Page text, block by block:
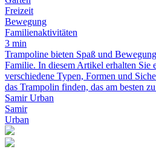
Freizeit
Bewegung
Familienaktivitäten
3 min
Trampoline bieten Spaß und
Familie. In diesem Artikel erhalten Sie
verschiedene Typen, Formen und
das Trampolin finden, das am besten
Samir Urban
Samir
Urban